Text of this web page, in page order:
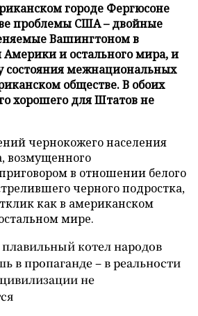
городе Фергюсоне
проблемы США – двойные
Вашингтоном в
и остального мира, и
состояния межнациональных
обществе. В обоих
хорошего для Штатов не
чернокожего населения
возмущенного
в отношении белого
черного подростка,
как в американском
мире.
котел народов
в пропаганде – в реальности
не